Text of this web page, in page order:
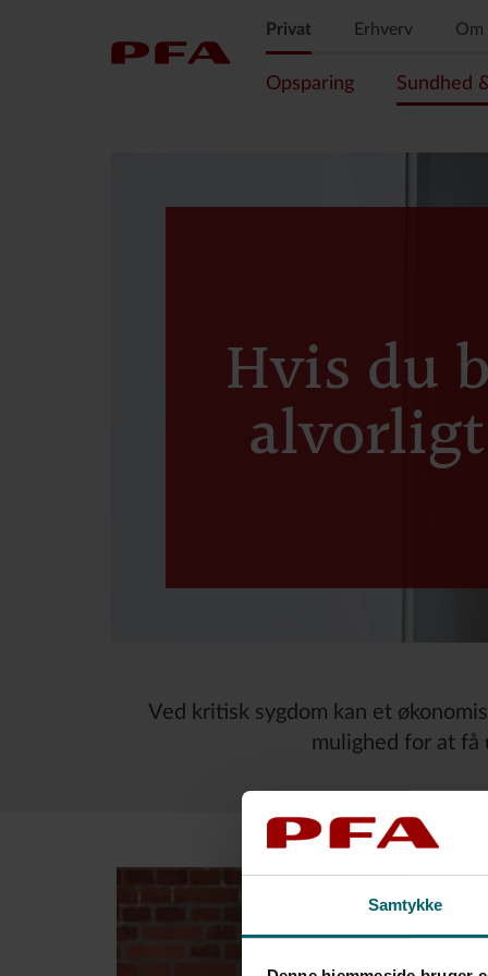
Samtykke
Privat Erhverv Om
Opsparing Sundhed
Hvis du
Ved kritisk sygdom kan et
mulighed for at få